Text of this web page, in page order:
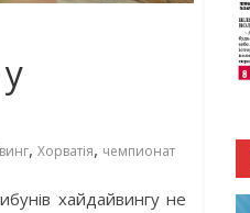
, Хорватія, чемпионат
хайдайвингу не